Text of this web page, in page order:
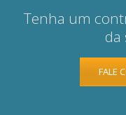
Tenha um
da
FALE